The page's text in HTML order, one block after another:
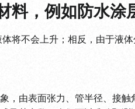
料，例如防水涂
将不会上升；相反，由于液
，由表面张力、管半径、接